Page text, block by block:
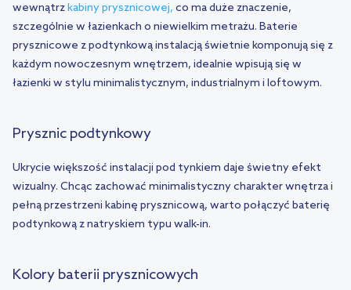
wewnątrzkabiny prysznicowej, co ma duże znaczenie,
szczególnie w łazienkach o niewielkim metrażu. Baterie
prysznicowe z podtynkową instalacją świetnie komponują się z
każdym nowoczesnym wnętrzem, idealnie wpisują się w
łazienki w stylu minimalistycznym, industrialnym i loftowym.
Prysznic podtynkowy
Ukrycie większość instalacji pod tynkiem daje świetny efekt
wizualny. Chcąc zachować minimalistyczny charakter wnętrza i
pełną przestrzeni kabinę prysznicową, warto połączyć baterię
podtynkową z natryskiem typu walk-in.
Kolory baterii prysznicowych